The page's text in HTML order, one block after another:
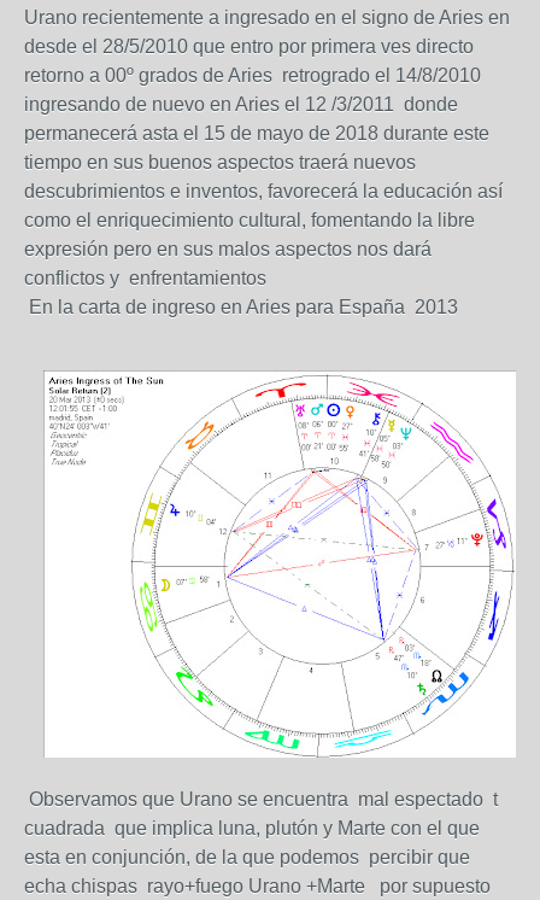
Urano recientemente a ingresado en el signo de Aries en
desde el 28/5/2010 que entro por primera ves directo
retorno a 00º grados de Aries retrogrado el 14/8/2010
ingresando de nuevo en Aries el 12 /3/2011 donde
permanecerá asta el 15 de mayo de 2018 durante este
tiempo en sus buenos aspectos traerá nuevos
descubrimientos e inventos, favorecerá la educación así
como el enriquecimiento cultural, fomentando la libre
expresión pero en sus malos aspectos nos dará
conflictos y enfrentamientos
En la carta de ingreso en Aries para España 2013
Observamos que Urano se encuentra mal espectado t
cuadrada que implica luna, plutón y Marte con el que
esta en conjunción, de la que podemos percibir que
echa chispas rayo+fuego Urano +Marte por supuesto